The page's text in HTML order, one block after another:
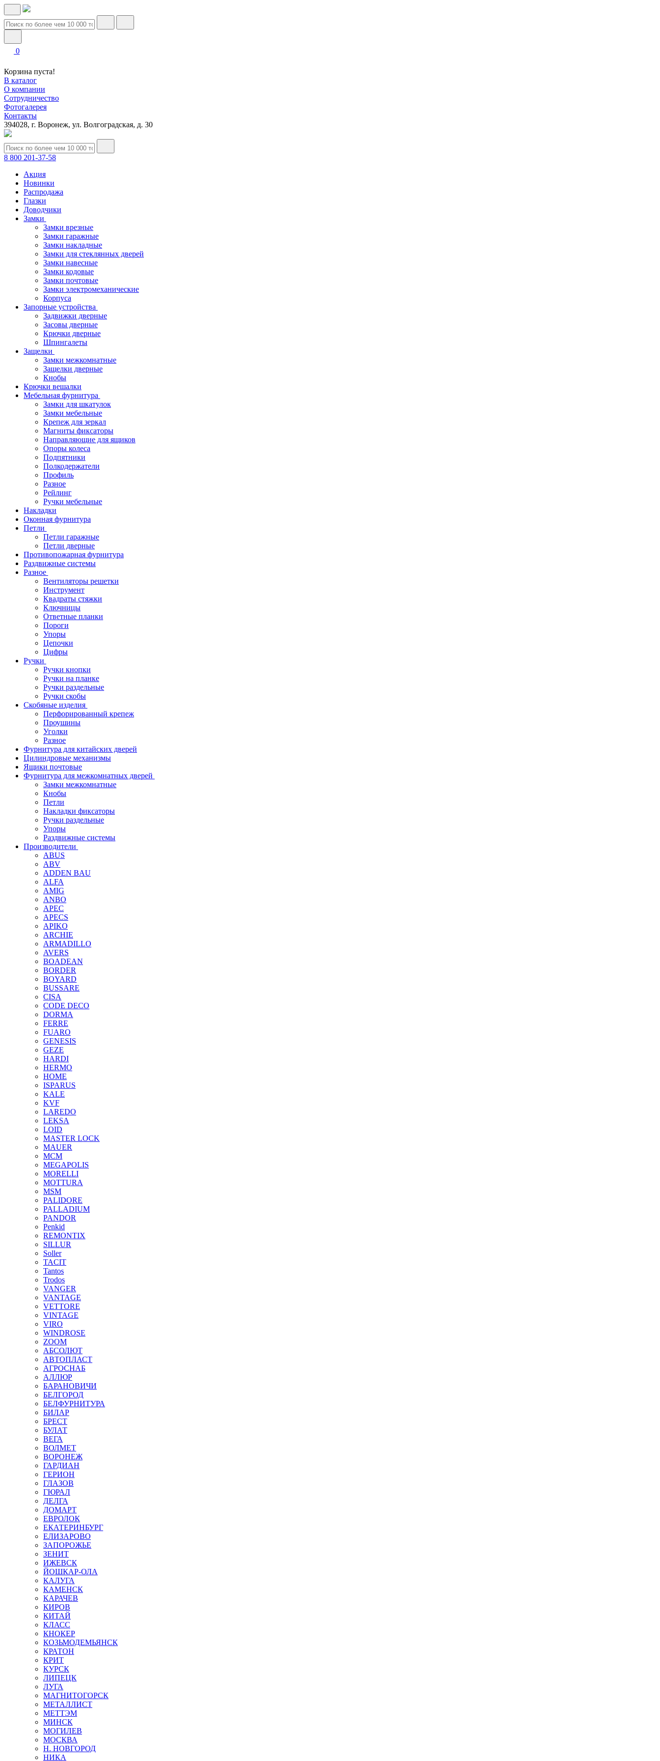
0
Корзина пуста!
В каталог
О компании
Сотрудничество
Фотогалерея
Контакты
394028, г. Воронеж, ул. Волгоградская, д. 30
8 800 201-37-58
Акция
Новинки
Распродажа
Глазки
Доводчики
Замки
Замки врезные
Замки гаражные
Замки накладные
Замки для стеклянных дверей
Замки навесные
Замки кодовые
Замки почтовые
Замки электромеханические
Корпуса
Запорные устройства
Задвижки дверные
Засовы дверные
Крючки дверные
Шпингалеты
Защелки
Замки межкомнатные
Защелки дверные
Кнобы
Крючки вешалки
Мебельная фурнитура
Замки для шкатулок
Замки мебельные
Крепеж для зеркал
Магниты фиксаторы
Направляющие для ящиков
Опоры колеса
Подпятники
Полкодержатели
Профиль
Разное
Рейлинг
Ручки мебельные
Накладки
Оконная фурнитура
Петли
Петли гаражные
Петли дверные
Противопожарная фурнитура
Раздвижные системы
Разное
Вентиляторы решетки
Инструмент
Квадраты стяжки
Ключницы
Ответные планки
Пороги
Упоры
Цепочки
Цифры
Ручки
Ручки кнопки
Ручки на планке
Ручки раздельные
Ручки скобы
Скобяные изделия
Перфорированный крепеж
Проушины
Уголки
Разное
Фурнитура для китайских дверей
Цилиндровые механизмы
Ящики почтовые
Фурнитура для межкомнатных дверей
Замки межкомнатные
Кнобы
Петли
Накладки фиксаторы
Ручки раздельные
Упоры
Раздвижные системы
Производители
ABUS
ABV
ADDEN BAU
ALFA
AMIG
ANBO
APEC
APECS
APIKO
ARCHIE
ARMADILLO
AVERS
BOADEAN
BORDER
BOYARD
BUSSARE
CISA
CODE DECO
DORMA
FERRE
FUARO
GENESIS
GEZE
HARDI
HERMO
HOMЕ
ISPARUS
KALE
KVF
LAREDO
LEKSA
LOID
MASTER LOCK
MAUER
MCM
MEGAPOLIS
MORELLI
MOTTURA
MSM
PALIDORE
PALLADIUM
PANDOR
Penkid
REMONTIX
SILLUR
Soller
TACIT
Tantos
Trodos
VANGER
VANTAGE
VETTORE
VINTAGE
VIRO
WINDROSE
ZOOM
АБСОЛЮТ
АВТОПЛАСТ
АГРОСНАБ
АЛЛЮР
БАРАНОВИЧИ
БЕЛГОРОД
БЕЛФУРНИТУРА
БИЛАР
БРЕСТ
БУЛАТ
ВЕГА
ВОЛМЕТ
ВОРОНЕЖ
ГАРДИАН
ГЕРИОН
ГЛАЗОВ
ГЮРАЛ
ДЕЛГА
ДОМАРТ
ЕВРОЛОК
ЕКАТЕРИНБУРГ
ЕЛИЗАРОВО
ЗАПОРОЖЬЕ
ЗЕНИТ
ИЖЕВСК
ЙОШКАР-ОЛА
КАЛУГА
КАМЕНСК
КАРАЧЕВ
КИРОВ
КИТАЙ
КЛАСС
КНОКЕР
КОЗЬМОДЕМЬЯНСК
КРАТОН
КРИТ
КУРСК
ЛИПЕЦК
ЛУГА
МАГНИТОГОРСК
МЕТАЛЛИСТ
МЕТТЭМ
МИНСК
МОГИЛЕВ
МОСКВА
Н. НОВГОРОД
НИКА